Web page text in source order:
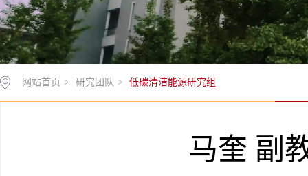
网站首页 > 研究团队 > 低碳清洁能源研究组
马奎 副